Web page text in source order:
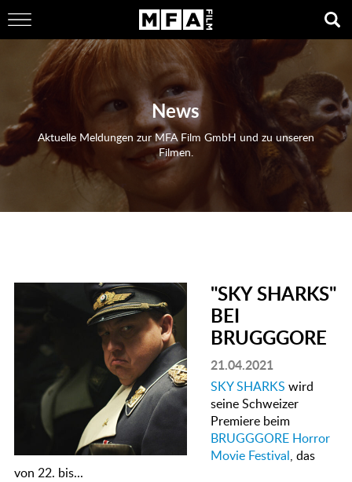
News
Aktuelle Meldungen zur MFA Film GmbH und zu unseren
Filmen.
"SKY SHARKS"
BEI
BRUGGGORE
21.04.2021
SKY SHARKS wird
seine Schweizer
Premiere beim
BRUGGGORE Horror
Movie Festival, das
von 22. bis...